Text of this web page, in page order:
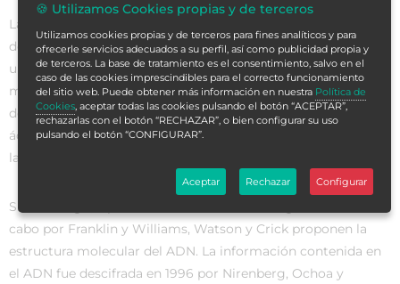
La
de losprocesos que se desarrollan en los seres vivos,desde
un punto de vista ultraestructural. El origen de la biología
molecular data deprincipios de 1940, donde Avery
demuestra que la transformación bacteriana depende del
ácido desoxirribonucleico o ADN, capaz de acarrear consigo
la información genética.
Sin embargo, a partir de los estudios radiológicos llevados a
cabo por Franklin y Williams, Watson y Crick proponen la
estructura molecular del ADN. La información contenida en
el ADN fue descifrada en 1996 por Nirenberg, Ochoa y
🍪 Utilizamos Cookies propias y de terceros
Utilizamos cookies propias y de terceros para fines analíticos y para
ofrecerle servicios adecuados a su perfil, así como publicidad propia y
de terceros. La base de tratamiento es el consentimiento, salvo en el
caso de las cookies imprescindibles para el correcto funcionamiento
del sitio web. Puede obtener más información en nuestra Política de
Cookies, aceptar todas las cookies pulsando el botón “ACEPTAR”,
rechazarlas con el botón “RECHAZAR”, o bien configurar su uso
pulsando el botón “CONFIGURAR”.
Aceptar Rechazar Configurar